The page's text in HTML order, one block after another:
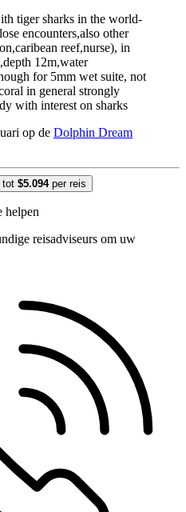
tiger sharks in the world-
encounters,also other
reef,nurse), in
12m,water
for 5mm wet suite, not
in general strongly
with interest on sharks
op de Dolphin Dream
tot $5.094per reis
helpen
reisadviseurs om uw